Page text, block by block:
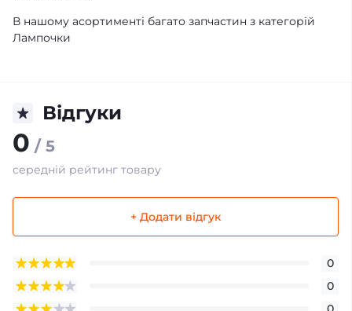
В нашому асортименті багато запчастин з категорій
Лампочки
Відгуки
0 / 5
середній рейтинг товару
+ Додати відгук
0
0